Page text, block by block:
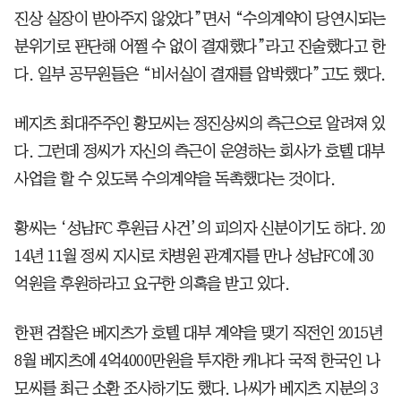
진상 실장이 받아주지 않았다”면서 “수의계약이 당연시되는
분위기로 판단해 어쩔 수 없이 결재했다”라고 진술했다고 한
다. 일부 공무원들은 “비서실이 결재를 압박했다”고도 했다.
베지츠 최대주주인 황모씨는 정진상씨의 측근으로 알려져 있
다. 그런데 정씨가 자신의 측근이 운영하는 회사가 호텔 대부
사업을 할 수 있도록 수의계약을 독촉했다는 것이다.
황씨는 ‘성남FC 후원금 사건’의 피의자 신분이기도 하다. 20
14년 11월 정씨 지시로 차병원 관계자를 만나 성남FC에 30
억원을 후원하라고 요구한 의혹을 받고 있다.
한편 검찰은 베지츠가 호텔 대부 계약을 맺기 직전인 2015년
8월 베지츠에 4억4000만원을 투자한 캐나다 국적 한국인 나
모씨를 최근 소환 조사하기도 했다. 나씨가 베지츠 지분의 3